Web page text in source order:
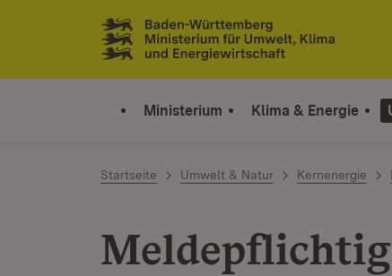
Zum Inhalt springen
Link zur Startseite
Ministerium Klima & Energie
Startseite Umwelt & Natur Kernenergie